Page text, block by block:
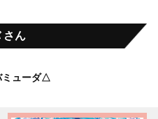
さん
ミューダ△